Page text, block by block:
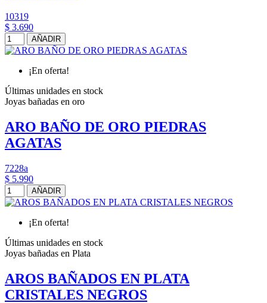
10319
$ 3.690
AÑADIR
¡En oferta!
Últimas unidades en stock
Joyas bañadas en oro
ARO BAÑO DE ORO PIEDRAS
AGATAS
7228a
$ 5.990
AÑADIR
¡En oferta!
Últimas unidades en stock
Joyas bañadas en Plata
AROS BAÑADOS EN PLATA
CRISTALES NEGROS